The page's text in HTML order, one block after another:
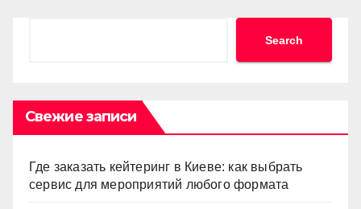
Search
Свежие записи
Где заказать кейтеринг в Киеве: как выбрать
сервис для мероприятий любого формата